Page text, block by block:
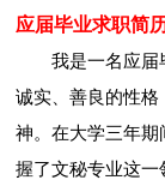
应届毕业求职简
我是一名应届
诚实、善良的性
神。在大学三年
握了文秘专业这